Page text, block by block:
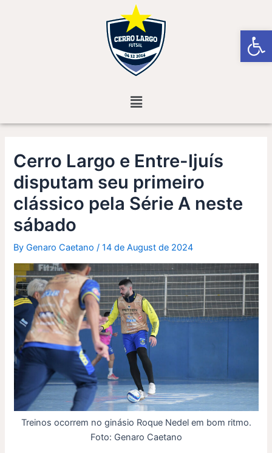
Menu
Cerro Largo e Entre-Ijuís
disputam seu primeiro
clássico pela Série A neste
sábado
ByGenaro Caetano/14 de August de 2024
Treinos ocorrem no ginásio Roque Nedel em bom ritmo.
Foto: Genaro Caetano